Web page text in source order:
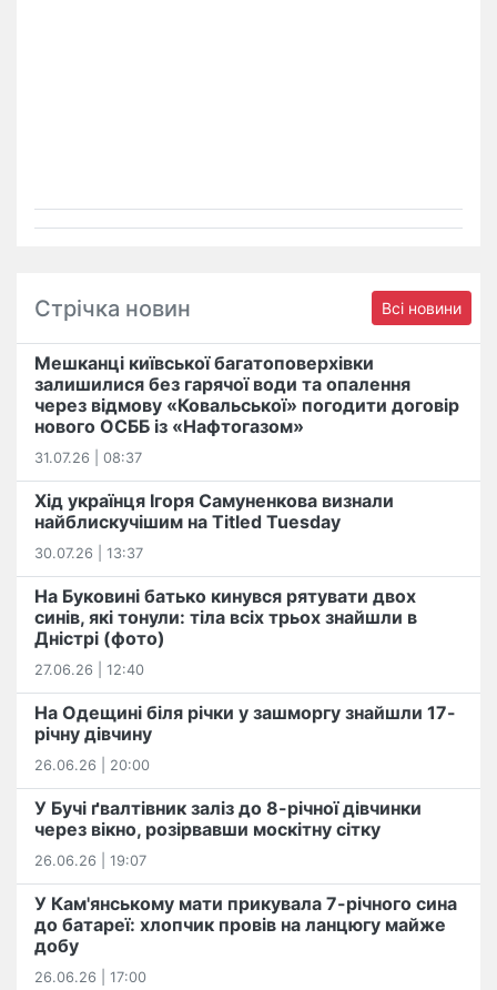
Стрічка новин Всі новини
Мешканці київської багатоповерхівки
залишилися без гарячої води та опалення
через відмову «Ковальської» погодити договір
нового ОСББ із «Нафтогазом»
31.07.26 | 08:37
Хід українця Ігоря Самуненкова визнали
найблискучішим на Titled Tuesday
30.07.26 | 13:37
На Буковині батько кинувся рятувати двох
синів, які тонули: тіла всіх трьох знайшли в
Дністрі (фото)
27.06.26 | 12:40
На Одещині біля річки у зашморгу знайшли 17-
річну дівчину
26.06.26 | 20:00
У Бучі ґвалтівник заліз до 8-річної дівчинки
через вікно, розірвавши москітну сітку
26.06.26 | 19:07
У Кам'янському мати прикувала 7-річного сина
до батареї: хлопчик провів на ланцюгу майже
добу
26.06.26 | 17:00